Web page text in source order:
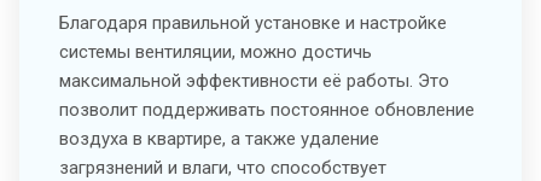
Благодаря правильной установке и настройке
системы вентиляции, можно достичь
максимальной эффективности её работы. Это
позволит поддерживать постоянное обновление
воздуха в квартире, а также удаление
загрязнений и влаги, что способствует